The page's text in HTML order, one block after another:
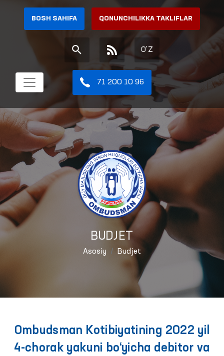
BOSH SAHIFA QONUNCHILIKKA TAKLIFLAR
O'Z
71 200 10 96
BUDJET
Asosiy Budjet
Ombudsman Kotibiyatining 2022 yil
4-chorak yakuni bo‘yicha debitor va